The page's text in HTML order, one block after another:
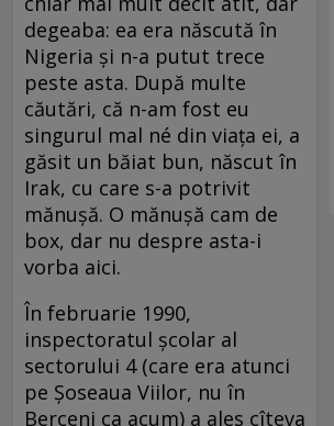
degeaba: ea era născută în
Nigeria și n-a putut trece
peste asta. După multe
căutări, că n-am fost eu
singurul mal né din viața ei, a
găsit un băiat bun, născut în
Irak, cu care s-a potrivit
mănușă. O mănușă cam de
box, dar nu despre asta-i
vorba aici.
În februarie 1990,
inspectoratul școlar al
sectorului 4 (care era atunci
pe Șoseaua Viilor, nu în
Berceni ca acum) a ales cîteva